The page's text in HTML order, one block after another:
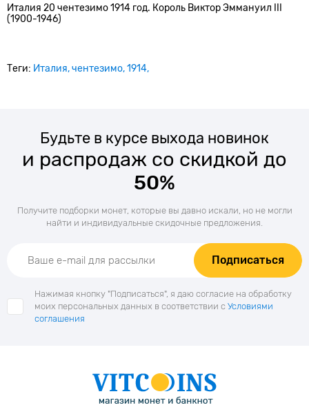
Италия 20 чентезимо 1914 год. Король Виктор Эммануил III
(1900-1946)
Теги: Италия чентезимо 1914
Будьте в курсе выхода новинок
и распродаж со скидкой до
50%
Получите подборки монет, которые вы давно искали, но не могли
найти и индивидуальные скидочные предложения.
Подписаться
Нажимая кнопку "Подписаться", я даю согласие на обработку
моих персональных данных в соответствии с Условиями
соглашения